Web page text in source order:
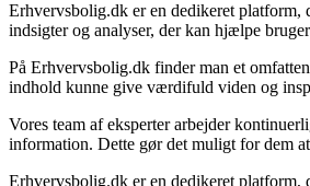
Erhvervsbolig.dk er en dedikeret platform,
indsigter og analyser, der kan hjælpe
På Erhvervsbolig.dk finder man et
indhold kunne give værdifuld viden og
Vores team af eksperter arbejder
information. Dette gør det muligt for dem
Erhvervsbolig.dk er en dedikeret platform,